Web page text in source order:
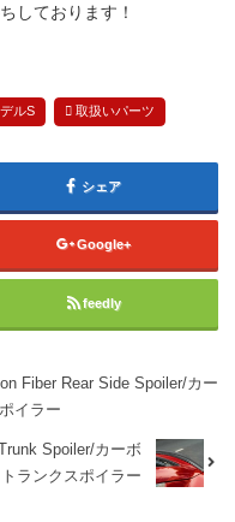
しております！
ルS 取扱いパーツ
シェア
Google+
feedly
Fiber Rear Side Spoiler/カー
イラー
Spoiler/カーボ
ランクスポイラー